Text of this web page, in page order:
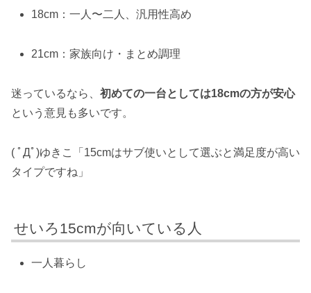
18cm：一人〜二人、汎用性高め
21cm：家族向け・まとめ調理
迷っているなら、 初めての一台としては18cmの方が安心
という意見も多いです。
( ﾟДﾟ)ゆきこ「15cmはサブ使いとして選ぶと満足度が高い
タイプですね」
せいろ15cmが向いている人
一人暮らし